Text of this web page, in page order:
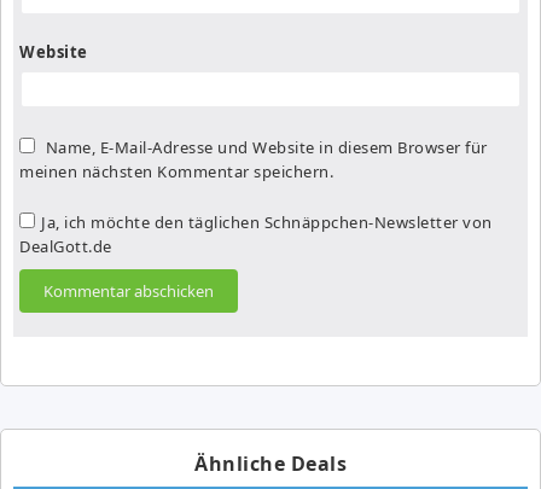
Website
Name, E-Mail-Adresse und Website in diesem Browser für
meinen nächsten Kommentar speichern.
Ja, ich möchte den täglichen Schnäppchen-Newsletter von
DealGott.de
Ähnliche Deals